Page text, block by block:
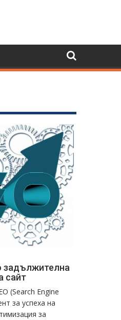
задължителна
сайт
(Search Engine
за успеха на
за